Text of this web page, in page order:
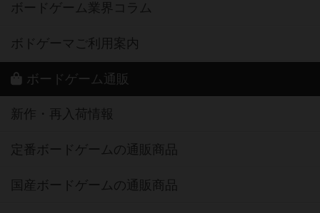
ボードゲーム業界コラム
ボドゲーマご利用案内
ボードゲーム通販
新作・再入荷情報
定番ボードゲームの通販商品
国産ボードゲームの通販商品